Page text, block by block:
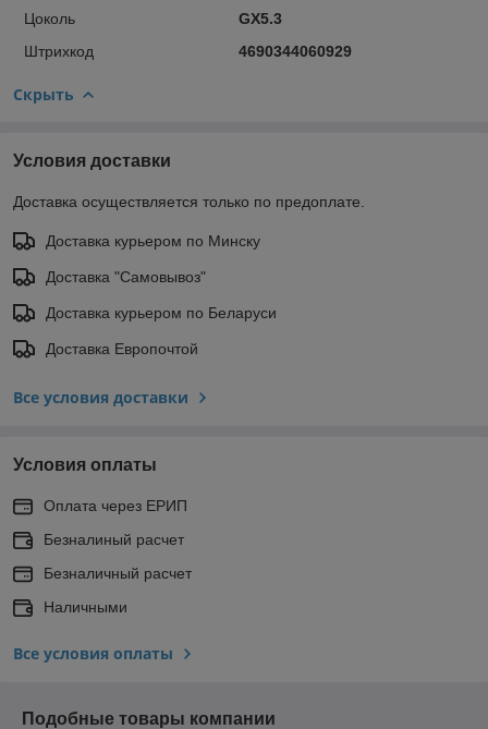
Цоколь
GX5.3
Штрихкод
4690344060929
Скрыть
Условия доставки
Доставка осуществляется только по предоплате.
Доставка курьером по Минску
Доставка "Самовывоз"
Доставка курьером по Беларуси
Доставка Европочтой
Все условия доставки
Условия оплаты
Оплата через ЕРИП
Безналиный расчет
Безналичный расчет
Наличными
Все условия оплаты
Подобные товары компании